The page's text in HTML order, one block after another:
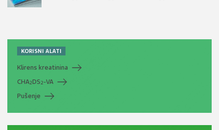
KORISNI ALATI
Klirens kreatinina
CHA2DS2-VA
Pušenje